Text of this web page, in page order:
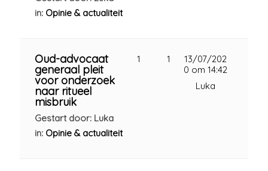
in: Opinie & actualiteit
Oud-advocaat
generaal pleit
voor onderzoek
naar ritueel
misbruik
Gestart door: Luka
in: Opinie & actualiteit
1 1
13/07/202
0 om 14:42
Luka